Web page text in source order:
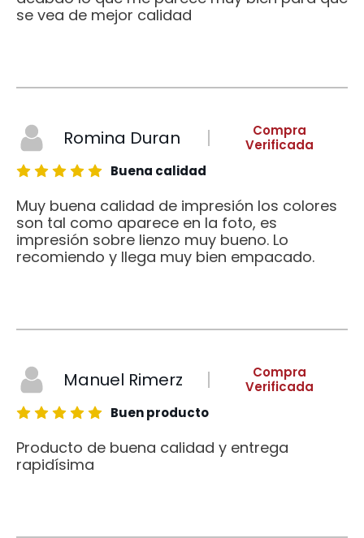
se vea de mejor calidad
Romina Duran
Compra
Verificada
Buena calidad
Muy buena calidad de impresión los colores
son tal como aparece en la foto, es
impresión sobre lienzo muy bueno. Lo
recomiendo y llega muy bien empacado.
Manuel Rimerz
Compra
Verificada
Buen producto
Producto de buena calidad y entrega
rapidísima